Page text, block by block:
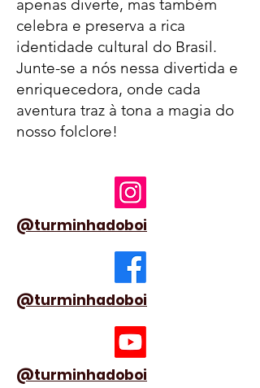
apenas diverte, mas também
celebra e preserva a rica
identidade cultural do Brasil.
Junte-se a nós nessa divertida e
enriquecedora, onde cada
aventura traz à tona a magia do
nosso folclore!
@turminhadoboi
@turminhadoboi
@turminhadoboi